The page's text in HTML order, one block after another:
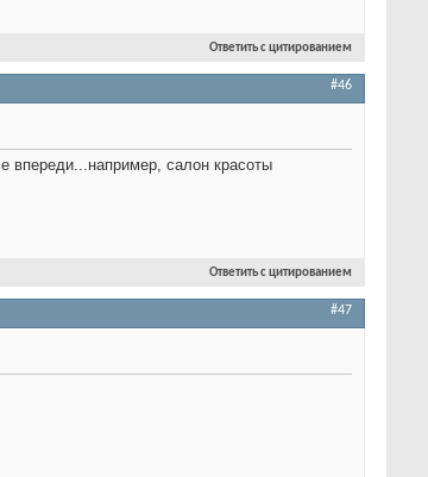
Ответить с цитированием
#46
впереди...например, салон красоты
Ответить с цитированием
#47